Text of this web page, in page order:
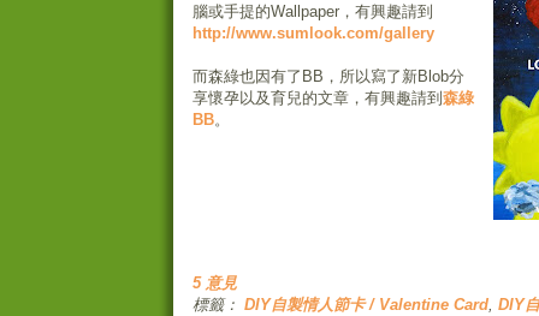
腦或手提的Wallpaper，有興趣請到
http://www.sumlook.com/gallery
而森綠也因有了BB，所以寫了新Blob分
享懷孕以及育兒的文章，有興趣請到森綠
BB。
5 意見
標籤： DIY自製情人節卡 / Valentine Card DIY